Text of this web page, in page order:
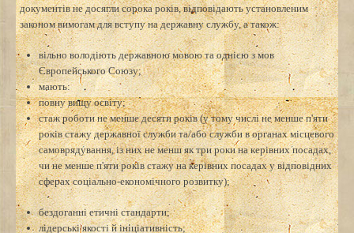
документів не досягли сорока років, відповідають установленим
законом вимогам для вступу на державну службу, а також:
вільно володіють державною мовою та однією з мов
Європейського Союзу;
мають:
повну вищу освіту;
стаж роботи не менше десяти років (у тому числі не менше п'яти
років стажу державної служби та/або служби в органах місцевого
самоврядування, із них не менш як три роки на керівних посадах,
чи не менше п'яти років стажу на керівних посадах у відповідних
сферах соціально-економічного розвитку);
бездоганні етичні стандарти;
лідерські якості й ініціативність;